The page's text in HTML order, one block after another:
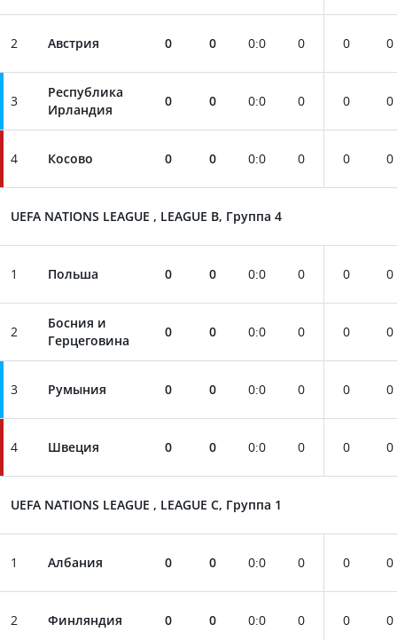
2 Австрия 0 0 0:0 0 0 0
3
Республика
Ирландия
0 0 0:0 0 0 0
4 Косово 0 0 0:0 0 0 0
UEFA NATIONS LEAGUE , LEAGUE B, Группа 4
1 Польша 0 0 0:0 0 0 0
2
Босния и
Герцеговина
0 0 0:0 0 0 0
3 Румыния 0 0 0:0 0 0 0
4 Швеция 0 0 0:0 0 0 0
UEFA NATIONS LEAGUE , LEAGUE C, Группа 1
1 Албания 0 0 0:0 0 0 0
2 Финляндия 0 0 0:0 0 0 0